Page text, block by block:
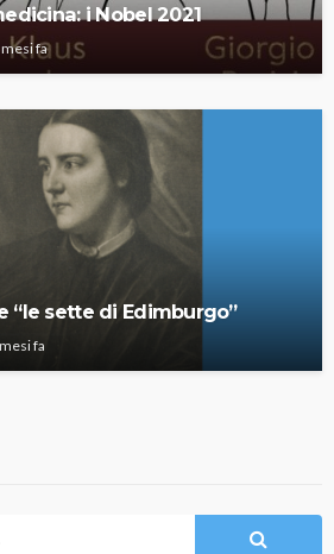
i Nobel 2021
fa
“le sette di Edimburgo”
fa